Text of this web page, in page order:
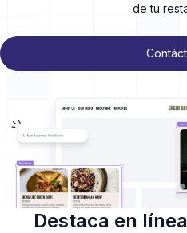
Prueba
de tu
Destaca en